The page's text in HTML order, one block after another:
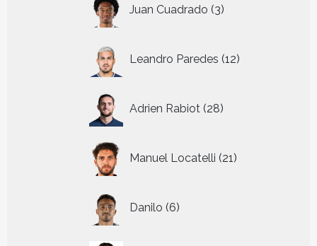
Juan Cuadrado 3
producten
Leandro Paredes 12
producten
Adrien Rabiot 28
producten
Manuel Locatelli 21
producten
Danilo 6
producten